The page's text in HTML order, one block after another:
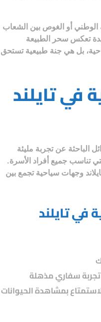
الوطني أو الغوص بين الشعاب
تعكس سحر الطبيعة
بل هي جنة طبيعية تستحق
في تايلند
الباحثة عن تجربة مليئة
تناسب جميع أفراد الأسرة.
وجهات سياحية تجمع بين
في تايلند
سفاري مذهلة
بمشاهدة الحيوانات